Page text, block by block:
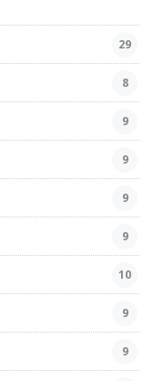
29
8
9
9
9
9
10
9
9